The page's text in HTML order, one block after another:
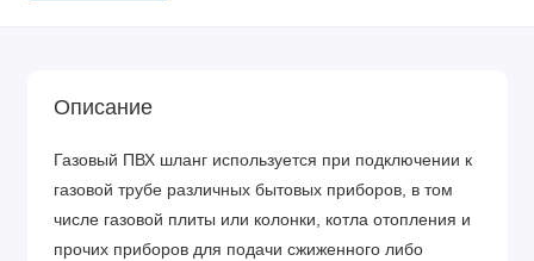
Описание
Газовый ПВХ шланг используется при подключении к
газовой трубе различных бытовых приборов, в том
числе газовой плиты или колонки, котла отопления и
прочих приборов для подачи сжиженного либо